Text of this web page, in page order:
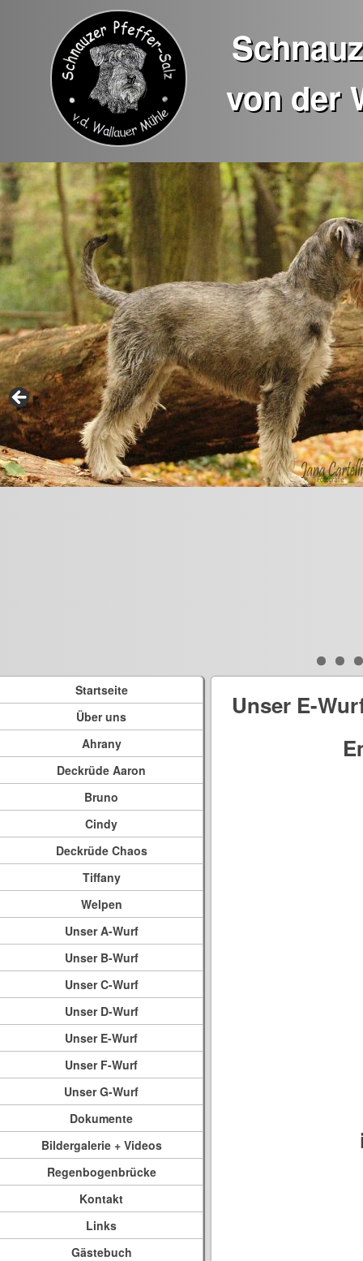
von der
Startseite
Über uns
Ahrany
Deckrüde Aaron
Bruno
Cindy
Deckrüde Chaos
Tiffany
Welpen
Unser A-Wurf
Unser B-Wurf
Unser C-Wurf
Unser D-Wurf
Unser E-Wurf
Unser F-Wurf
Unser G-Wurf
Dokumente
Bildergalerie + Videos
Regenbogenbrücke
Kontakt
Links
Gästebuch
Unser E-